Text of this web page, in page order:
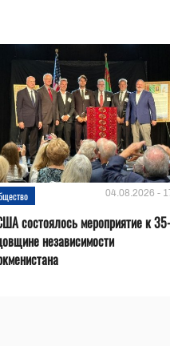
04.08.2026 -
состоялось мероприятие к
независимости